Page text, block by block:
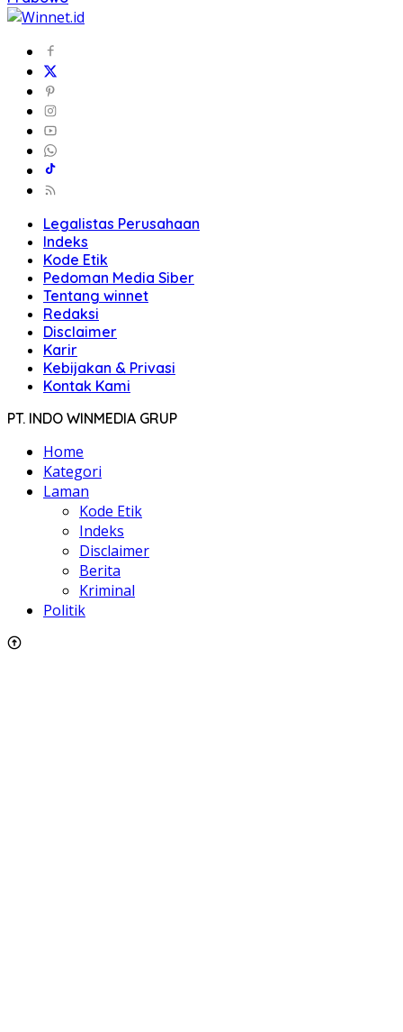
Legalistas Perusahaan
Indeks
Kode Etik
Pedoman Media Siber
Tentang winnet
Redaksi
Disclaimer
Karir
Kebijakan & Privasi
Kontak Kami
PT. INDO WINMEDIA GRUP
Home
Kategori
Laman
Kode Etik
Indeks
Disclaimer
Berita
Kriminal
Politik